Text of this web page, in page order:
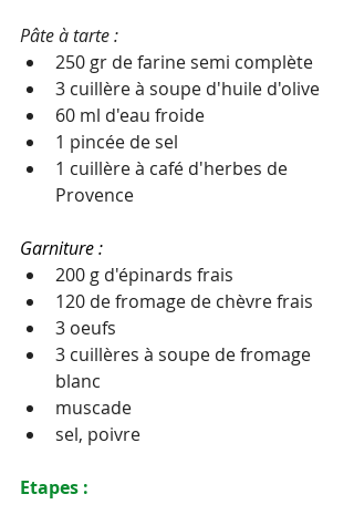
Pâte à tarte :
250 gr de farine semi complète
3 cuillère à soupe d'huile d'olive
60 ml d'eau froide
1 pincée de sel
1 cuillère à café d'herbes de
Provence
Garniture :
200 g d'épinards frais
120 de fromage de chèvre frais
3 oeufs
3 cuillères à soupe de fromage
blanc
muscade
sel, poivre
Etapes :